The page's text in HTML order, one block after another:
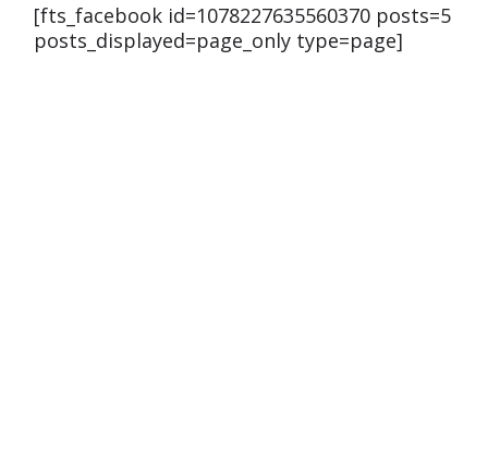
[fts_facebook id=1078227635560370 posts=5
posts_displayed=page_only type=page]